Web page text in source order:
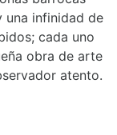
una infinidad de
cada uno
obra de arte
atento.